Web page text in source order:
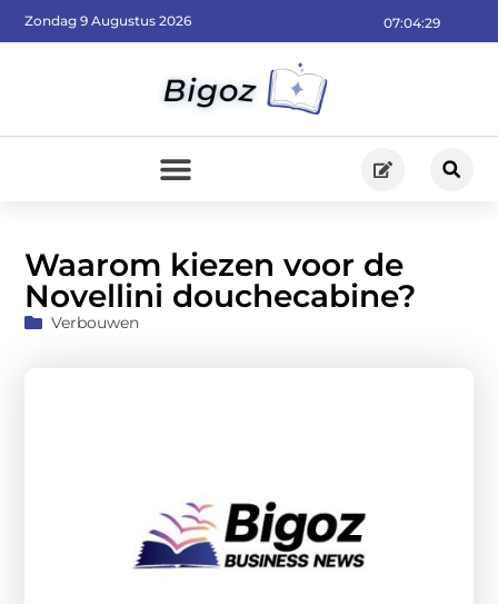
07:04:31
Zondag 9 Augustus 2026
Waarom kiezen voor de
Novellini douchecabine?
Verbouwen